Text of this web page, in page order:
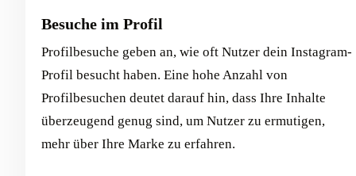
Besuche im Profil
Profilbesuche geben an, wie oft Nutzer dein Instagram-
Profil besucht haben. Eine hohe Anzahl von
Profilbesuchen deutet darauf hin, dass Ihre Inhalte
überzeugend genug sind, um Nutzer zu ermutigen,
mehr über Ihre Marke zu erfahren.